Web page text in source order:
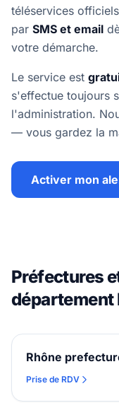
téléservices
par SMS et email
votre démarche.
Le service est
s'effectue toujours
l'administration.
— vous gardez la
Activer mon
Préfectures
département
Rhône
Prise de RDV